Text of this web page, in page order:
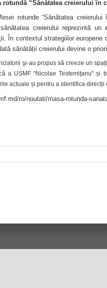
rotundă “Sănătatea creierului în
rotunde “Sănătatea
creierului reprezintă un
În contextul strategiilor
sănătății creierului devine o
şi-au propus să creeze un
a USMF “Nicolae Testemițanu”
actuale și pentru a identifica
ro/noutati/masa-rotunda-